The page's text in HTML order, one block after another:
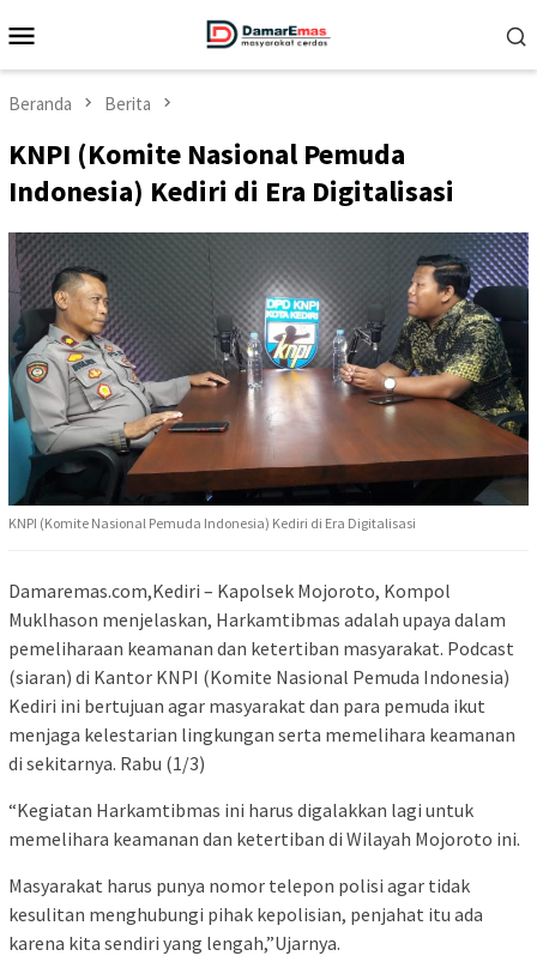
ke
Mobile
Beranda Berita
KNPI (Komite Nasional Pemuda
Indonesia) Kediri di Era Digitalisasi
KNPI (Komite Nasional Pemuda Indonesia) Kediri di Era Digitalisasi
Damaremas.com,Kediri – Kapolsek Mojoroto, Kompol
Muklhason menjelaskan, Harkamtibmas adalah upaya dalam
pemeliharaan keamanan dan ketertiban masyarakat. Podcast
(siaran) di Kantor KNPI (Komite Nasional Pemuda Indonesia)
Kediri ini bertujuan agar masyarakat dan para pemuda ikut
menjaga kelestarian lingkungan serta memelihara keamanan
di sekitarnya. Rabu (1/3)
“Kegiatan Harkamtibmas ini harus digalakkan lagi untuk
memelihara keamanan dan ketertiban di Wilayah Mojoroto ini.
Masyarakat harus punya nomor telepon polisi agar tidak
kesulitan menghubungi pihak kepolisian, penjahat itu ada
karena kita sendiri yang lengah,”Ujarnya.